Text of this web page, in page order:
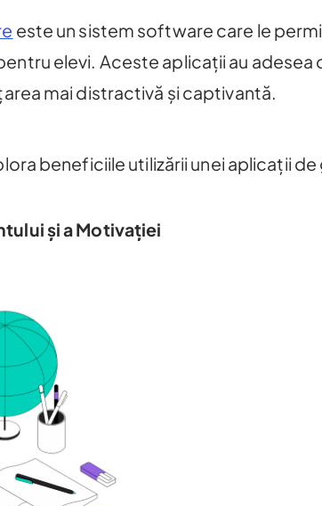
este un sistem software care le
elevi. Aceste aplicații au
mai distractivă și captivantă.
beneficiile utilizării unei aplicații
și a Motivației